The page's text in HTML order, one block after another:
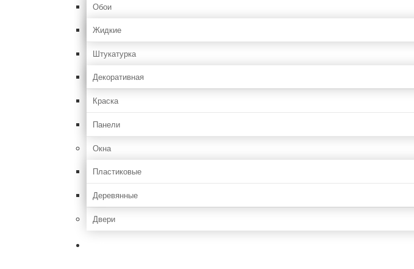
Обои
Жидкие
Штукатурка
Декоративная
Краска
Панели
Окна
Пластиковые
Деревянные
Двери